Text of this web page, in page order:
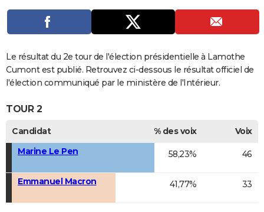
Dictionnaire
Biographies
Expressions
Proverbes
PROGRAMME TV
S'inscrire
Se connecter
Lycées
Collèges
Primaires
Universités
Entreprises
Service militaire
Avis de recherche
AVIS DE DÉCÈS
Bricolage
Lifestyle
Culture
Sport
Auto
Television
Voyage
Cinema
Le résultat du 2e tour de l'élection présidentielle à Lamothe
Cumont est publié. Retrouvez ci-dessous le résultat officiel de
l'élection communiqué par le ministère de l'Intérieur.
TOUR 2
Candidat % des voix
Voix
Marine Le Pen
58,23% 46
Emmanuel Macron 41,77% 33